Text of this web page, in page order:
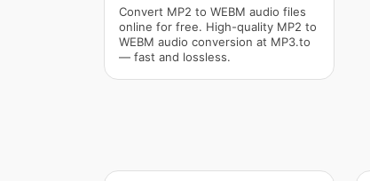
Convert MP2 to WEBM audio files
online for free. High-quality MP2 to
WEBM audio conversion at MP3.to
— fast and lossless.